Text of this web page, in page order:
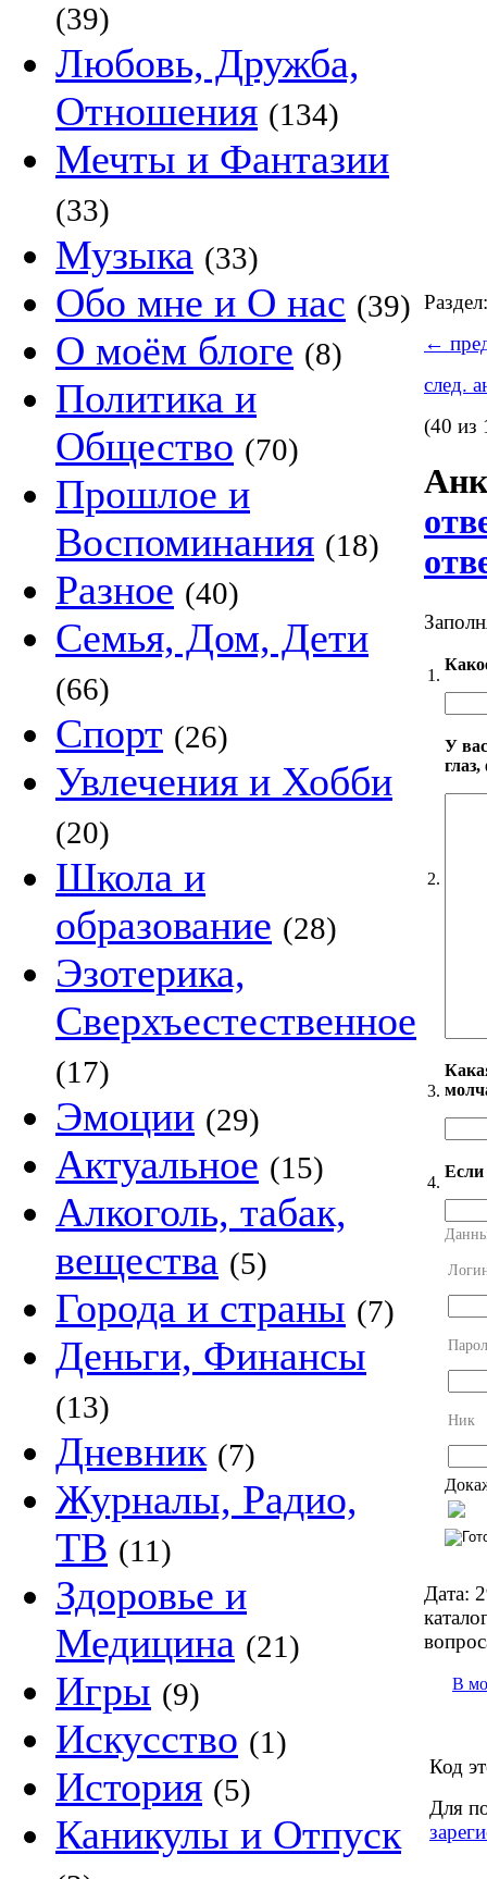
(39)
Любовь, Дружба,
Отношения (134)
Мечты и Фантазии
(33)
Музыка (33)
Обо мне и О нас (39)
О моём блоге (8)
Политика и
Общество (70)
Прошлое и
Воспоминания (18)
Разное (40)
Семья, Дом, Дети
(66)
Спорт (26)
Увлечения и Хобби
(20)
Школа и
образование (28)
Эзотерика,
Сверхъестественное
(17)
Эмоции (29)
Актуальное (15)
Алкоголь, табак,
вещества (5)
Города и страны (7)
Деньги, Финансы
(13)
Дневник (7)
Журналы, Радио,
ТВ (11)
Здоровье и
Медицина (21)
Игры (9)
Искусство (1)
История (5)
Каникулы и Отпуск
←
след.
(40 из
1.
2.
У
3.
4.
Если
Ник
Дата:
В
Код
Для